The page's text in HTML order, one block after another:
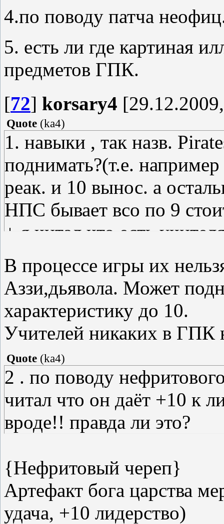
4.по поводу патча
5. есть ли где картиная
предметов ГПК.
[72] korsary4
Quote (ka4)
1. навыки , так назв.
поднимать?(т.е.
реак. и 10 вынос. а
НПС бывает всо по 9
+ я читал что есть
именно они поднимают и
они)
В процессе игры их
Аззи,дьявола. Может
характеристику до 10.
Учителей никаких в ГПК
Quote (ka4)
2 . по поводу
читал что он даёт +10 к
вроде!! правда ли это?
{Нефритовый череп}
Артефакт бога царства
удача, +10 лидерство)